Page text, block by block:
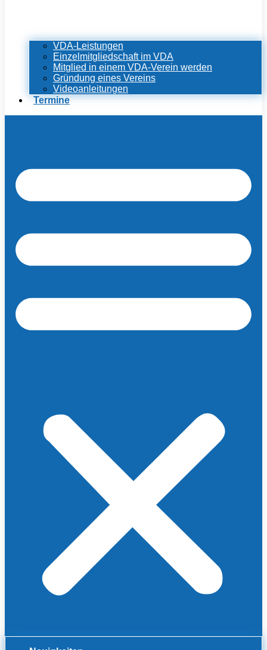
VDA-Leistungen
Einzelmitgliedschaft im VDA
Mitglied in einem VDA-Verein werden
Gründung eines Vereins
Videoanleitungen
Termine